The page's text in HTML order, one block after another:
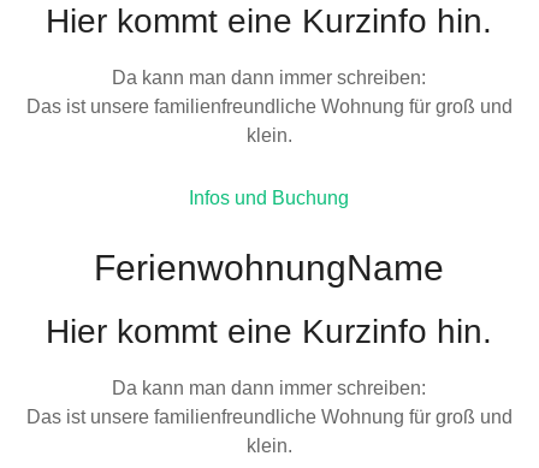
Hier kommt eine Kurzinfo hin.
Da kann man dann immer schreiben:
Das ist unsere familienfreundliche Wohnung für groß und
klein.
Infos und Buchung
FerienwohnungName
Hier kommt eine Kurzinfo hin.
Da kann man dann immer schreiben:
Das ist unsere familienfreundliche Wohnung für groß und
klein.